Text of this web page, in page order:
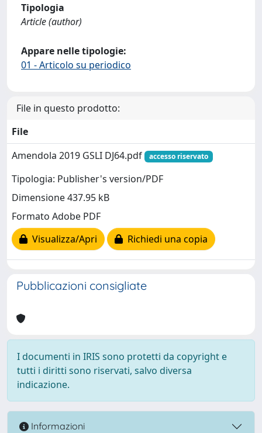
Tipologia
Article (author)
Appare nelle tipologie:
01 - Articolo su periodico
File in questo prodotto:
File
Amendola 2019 GSLI DJ64.pdf
accesso riservato
Tipologia: Publisher's version/PDF
Dimensione 437.95 kB
Formato Adobe PDF
Visualizza/Apri
Richiedi una copia
Pubblicazioni consigliate
I documenti in IRIS sono protetti da copyright e
tutti i diritti sono riservati, salvo diversa
indicazione.
Informazioni